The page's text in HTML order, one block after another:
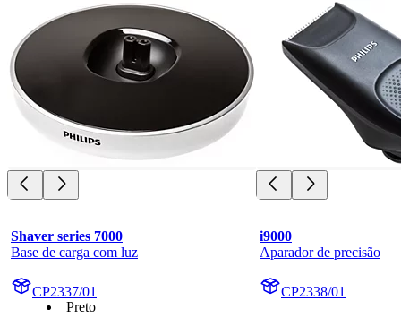
Shaver series 7000
Base de carga com luz
CP2337/01
Preto
i9000
Aparador de precisão
CP2338/01